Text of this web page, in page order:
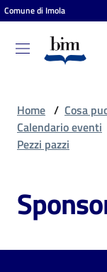
Vai al contenuto
Vai alla navigazione
Vai al footer
Comune di Imola
Biblioteca
comunale
Cosa
fare
Home / Cosa
Calendario eventi
Pezzi pazzi